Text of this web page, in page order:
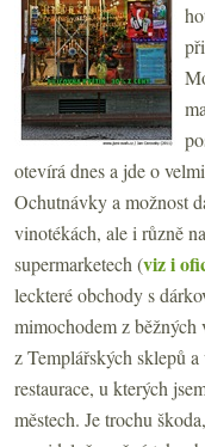
otevírá dnes a jde o
Ochutnávky a možnost
vinotékách, ale i různě
supermarketech (viz i
leckteré obchody s
mimochodem z běžných
z Templářských sklepů
restaurace, u kterých
městech. Je trochu